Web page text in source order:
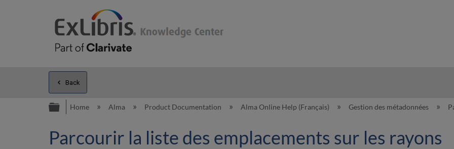
Back
Expand/collapse global hierarchy
Home Alma Product Documentation Alma Online Help (Français) Gestion des métadonnées
Parcourir la liste des emplacements sur les rayons